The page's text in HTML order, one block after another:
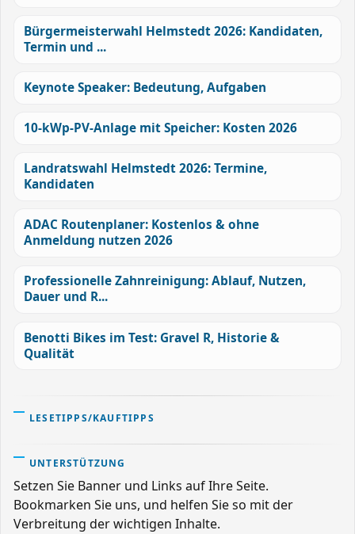
Bürgermeisterwahl Helmstedt 2026: Kandidaten,
Termin und ...
Keynote Speaker: Bedeutung, Aufgaben
10-kWp-PV-Anlage mit Speicher: Kosten 2026
Landratswahl Helmstedt 2026: Termine,
Kandidaten
ADAC Routenplaner: Kostenlos & ohne
Anmeldung nutzen 2026
Professionelle Zahnreinigung: Ablauf, Nutzen,
Dauer und R...
Benotti Bikes im Test: Gravel R, Historie &
Qualität
LESETIPPS/KAUFTIPPS
UNTERSTÜTZUNG
Setzen Sie Banner und Links auf Ihre Seite.
Bookmarken Sie uns, und helfen Sie so mit der
Verbreitung der wichtigen Inhalte.